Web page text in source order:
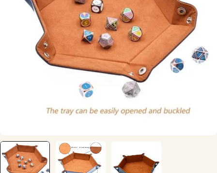
media 0 i modal